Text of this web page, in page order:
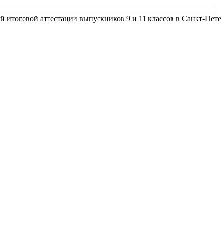
аттестации выпускников 9 и 11 классов в Санкт-